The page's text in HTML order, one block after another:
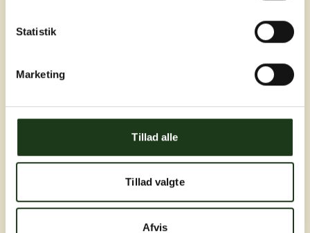
Statistik
Marketing
Tillad alle
Tillad valgte
Afvis
Adresser
Jyllingevej 8, 2720 Vanløse